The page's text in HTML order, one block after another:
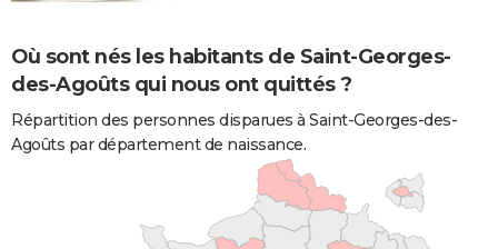
Où sont nés les habitants de Saint-Georges-
des-Agoûts qui nous ont quittés ?
Répartition des personnes disparues à Saint-Georges-des-
Agoûts par département de naissance.